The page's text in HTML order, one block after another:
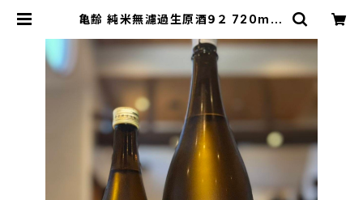
亀齢 純米無濾過生原酒９２ 720ml１
町） | 【BASE公式】福原酒店｜創業1
928年・広島の日本酒・限定酒を全国
通販